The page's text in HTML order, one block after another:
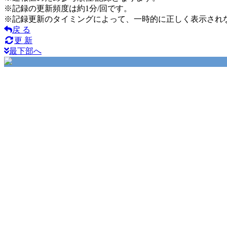
※記録の更新頻度は約1分/回です。
※記録更新のタイミングによって、一時的に正しく表示され
戻 る
更 新
最下部へ